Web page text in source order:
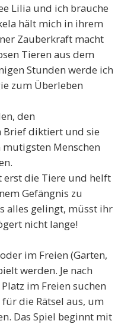
Lilia und ich brauche
hält mich in ihrem
Zauberkraft macht
Tieren aus dem
Stunden werde ich
zum Überleben
den
Brief diktiert und sie
Menschen
erst die Tiere und helft
Gefängnis zu
alles gelingt, müsst ihr
nicht lange!
im Freien (Garten,
werden. Je nach
im Freien suchen
die Rätsel aus, um
Das Spiel beginnt mit